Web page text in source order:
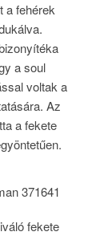
a fehérek
a soul
voltak a
Az
a fekete
fekete